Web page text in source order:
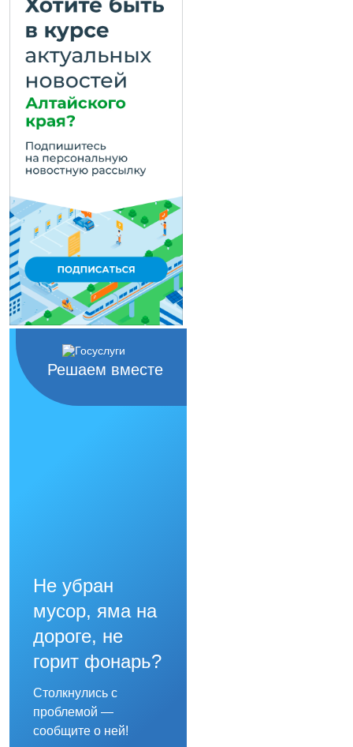
Решаем вместе
Не убран
мусор, яма на
дороге, не
горит фонарь?
Столкнулись с
проблемой —
сообщите о ней!